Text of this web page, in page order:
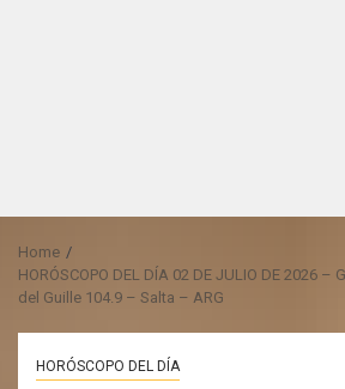
Home
HORÓSCOPO DEL DÍA 02 DE JULIO DE 2026 –
del Guille 104.9 – Salta – ARG
HORÓSCOPO DEL DÍA